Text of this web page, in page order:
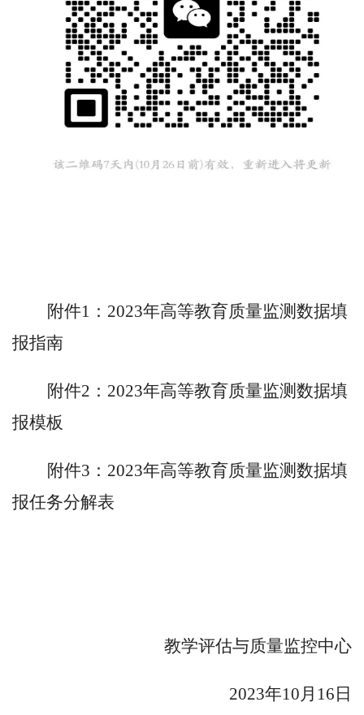
附件1：2023年高等教育质量监测数据填
报指南
附件2：2023年高等教育质量监测数据填
报模板
附件3：2023年高等教育质量监测数据填
报任务分解表
教学评估与质量监控中心
2023年10月 16 日